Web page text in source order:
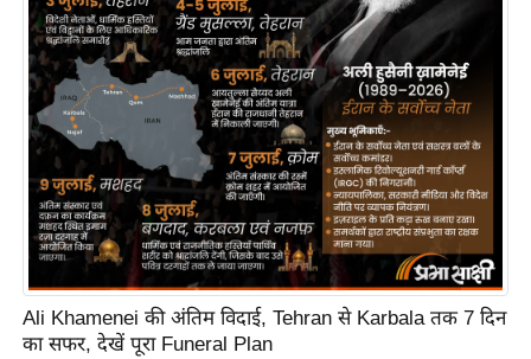
वि
धा
न
स
भा
चु
ना
व
फो
Ali Khamenei की अंतिम विदाई, Tehran से Karbala तक 7 दिन
का सफर, देखें पूरा Funeral Plan